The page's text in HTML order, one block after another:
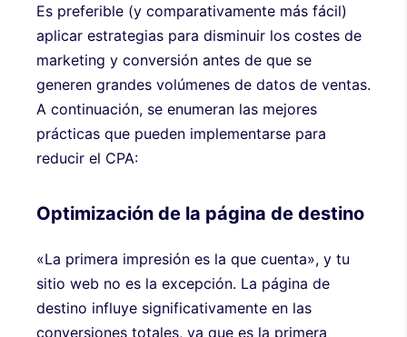
Es preferible (y comparativamente más fácil)
aplicar estrategias para disminuir los costes de
marketing y conversión antes de que se
generen grandes volúmenes de datos de ventas.
A continuación, se enumeran las mejores
prácticas que pueden implementarse para
reducir el CPA:
Optimización de la página de destino
«La primera impresión es la que cuenta», y tu
sitio web no es la excepción. La página de
destino influye significativamente en las
conversiones totales, ya que es la primera